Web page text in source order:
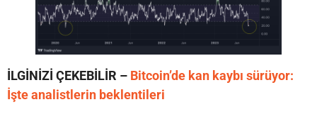
İLGİNİZİ ÇEKEBİLİR – Bitcoin’de kan kaybı sürüyor:
İşte analistlerin beklentileri